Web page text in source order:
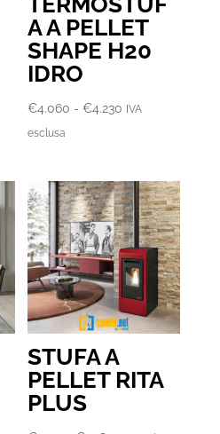
A A PELLET
SHAPE H20
IDRO
€4.060 - €4.230 Fascia
€4.060
a
€4.230
IVA
esclusa
STUFA A
PELLET RITA
PLUS